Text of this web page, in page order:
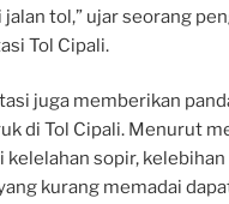
jalan tol,” ujar seorang
Tol Cipali.
juga memberikan
di Tol Cipali. Menurut
sopir, kelebihan
kurang memadai